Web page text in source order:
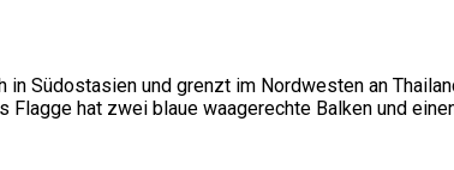
in Südostasien und grenzt im Nordwesten an
Flagge hat zwei blaue waagerechte Balken und